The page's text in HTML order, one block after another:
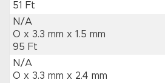
51 Ft
N/A
O x 3.3 mm x 1.5 mm
95 Ft
N/A
O x 3.3 mm x 2.4 mm